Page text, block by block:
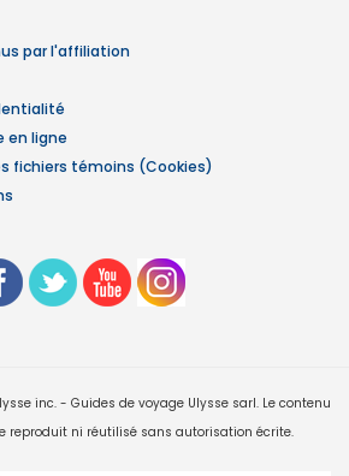
par l'affiliation
en ligne
fichiers témoins (Cookies)
inc. - Guides de voyage Ulysse sarl. Le contenu
reproduit ni réutilisé sans autorisation écrite.